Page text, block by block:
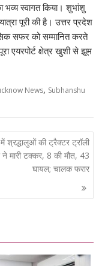
di
t
p
c
h
y
Li
n
e
स्वागत किया। शुभांशु
पूरी की है। उत्तर प्रदेश
सफर को सम्मानित करते
एयरपोर्ट क्षेत्र खुशी से झूम
News, Subhanshu
श्रद्धालुओं की ट्रैक्टर ट्रॉली
मारी टक्कर, 8 की मौत, 43
घायल; चालक फरार